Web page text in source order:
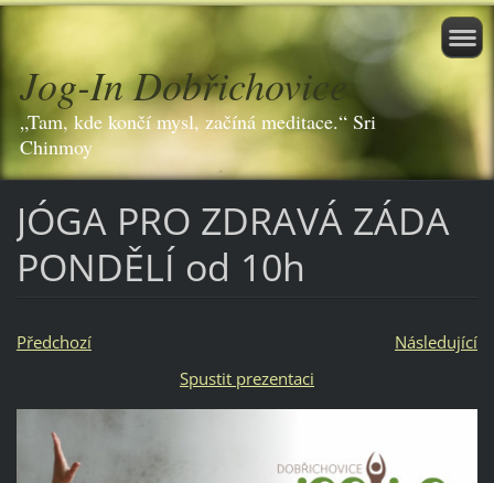
Jog-In Dobřichovice
„Tam, kde končí mysl, začíná meditace.“ Sri
Chinmoy
JÓGA PRO ZDRAVÁ ZÁDA
PONDĚLÍ od 10h
Předchozí
Následující
Spustit prezentaci